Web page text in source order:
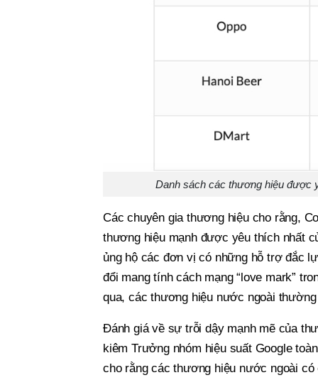
Danh sách các thương hiệu được
Các chuyên gia thương hiệu cho rằng,
thương hiệu mạnh được yêu thích nhất
ủng hộ các đơn vị có những hỗ trợ đắc
đổi mang tính cách mạng “love mark”
qua, các thương hiệu nước ngoài
Đánh giá về sự trỗi dậy mạnh mẽ của
kiêm Trưởng nhóm hiệu suất Google
cho rằng các thương hiệu nước ngoài